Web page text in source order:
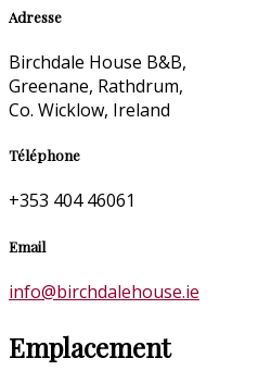
Adresse
Birchdale House B&B,
Greenane, Rathdrum,
Co. Wicklow, Ireland
Téléphone
+353 404 46061
Email
info@birchdalehouse.ie
Emplacement